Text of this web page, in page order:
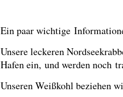
Ein paar wichtige
Unsere leckeren
Hafen ein, und werden noch
Unseren Weißkohl beziehen